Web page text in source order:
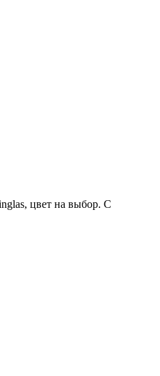
цвет на выбор. С